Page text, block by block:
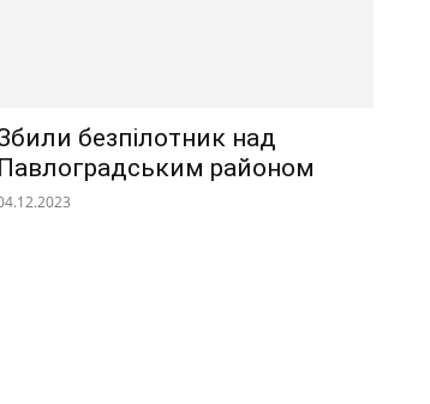
безпілотник над
Павлоградським районом